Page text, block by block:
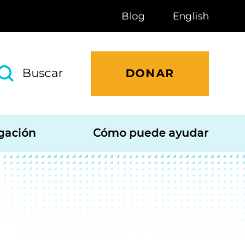
Blog English
Buscar DONAR
Cómo puede ayudar